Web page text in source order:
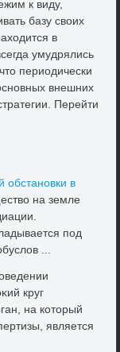
к виду,
базу свοих
в
умудрялись
периодически
внешних
Перейти
обстановки в
на земле
под
...
круг
на котοрый
является